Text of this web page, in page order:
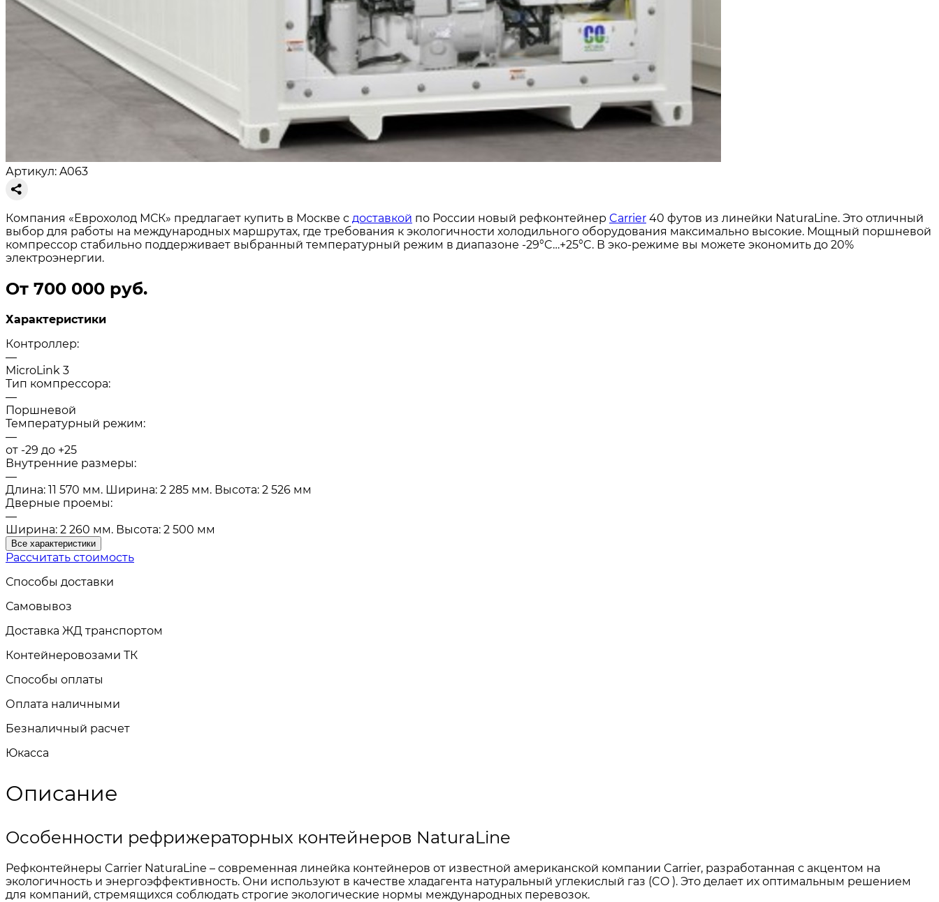
Артикул: A063
Компания «Еврохолод МСК» предлагает купить в Москве с доставкой по России новый рефконтейнер Carrier 40 футов из линейки NaturaLine. Это отличный
выбор для работы на международных маршрутах, где требования к экологичности холодильного оборудования максимально высокие. Мощный поршневой
компрессор стабильно поддерживает выбранный температурный режим в диапазоне -29°C…+25°C. В эко-режиме вы можете экономить до 20%
электроэнергии.
От 700 000 руб.
Характеристики
Контроллер:
—
MicroLink 3
Тип компрессора:
—
Поршневой
Температурный режим:
—
от -29 до +25
Внутренние размеры:
—
Длина: 11 570 мм. Ширина: 2 285 мм. Высота: 2 526 мм
Дверные проемы:
—
Ширина: 2 260 мм. Высота: 2 500 мм
Все характеристики
Рассчитать стоимость
Способы доставки
Самовывоз
Доставка ЖД транспортом
Контейнеровозами ТК
Способы оплаты
Оплата наличными
Безналичный расчет
Юкасса
Описание
Особенности рефрижераторных контейнеров NaturaLine
Рефконтейнеры Carrier NaturaLine – современная линейка контейнеров от известной американской компании Carrier, разработанная с акцентом на
экологичность и энергоэффективность. Они используют в качестве хладагента натуральный углекислый газ (CO ). Это делает их оптимальным решением
для компаний, стремящихся соблюдать строгие экологические нормы международных перевозок.